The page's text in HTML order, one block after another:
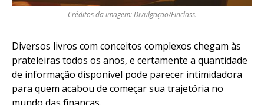
Créditos da imagem: Divulgação/Finclass.
Diversos livros com conceitos complexos chegam às
prateleiras todos os anos, e certamente a quantidade
de informação disponível pode parecer intimidadora
para quem acabou de começar sua trajetória no